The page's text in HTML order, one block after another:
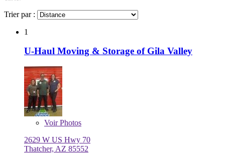
Trier par :
1
U-Haul Moving & Storage of Gila Valley
VoirPhotos
2629 W US Hwy 70
Thatcher, AZ 85552